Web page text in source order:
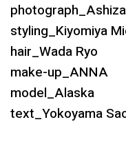
styling_Kiyomiya
hair_Wada Ryo
make-up_ANNA
model_Alaska
text_Yokoyama